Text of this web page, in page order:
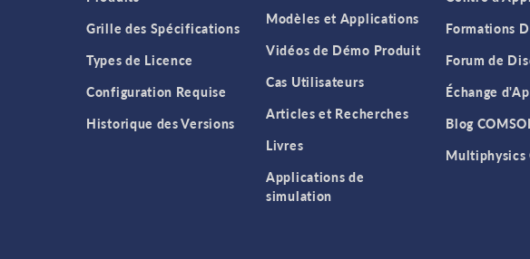
Grille des Spécifications
Types de Licence
Configuration Requise
Historique des Versions
Modèles et Applications
Vidéos de Démo Produit
Cas Utilisateurs
Articles et Recherches
Livres
Applications de
simulation
Formations
Forum de
Échange
Blog
Multiphysics